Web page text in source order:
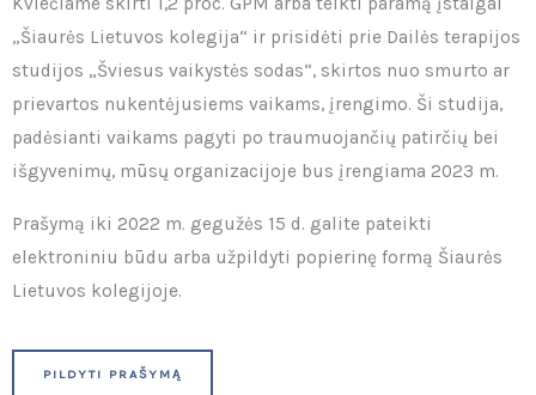
„Šiaurės Lietuvos kolegija“ ir prisidėti prie Dailės terapijos
studijos „Šviesus vaikystės sodas“, skirtos nuo smurto ar
prievartos nukentėjusiems vaikams, įrengimo. Ši studija,
padėsianti vaikams pagyti po traumuojančių patirčių bei
išgyvenimų, mūsų organizacijoje bus įrengiama 2023 m.
Prašymą iki 2022 m. gegužės 15 d. galite pateikti
elektroniniu būdu arba užpildyti popierinę formą Šiaurės
Lietuvos kolegijoje.
PILDYTI PRAŠYMĄ